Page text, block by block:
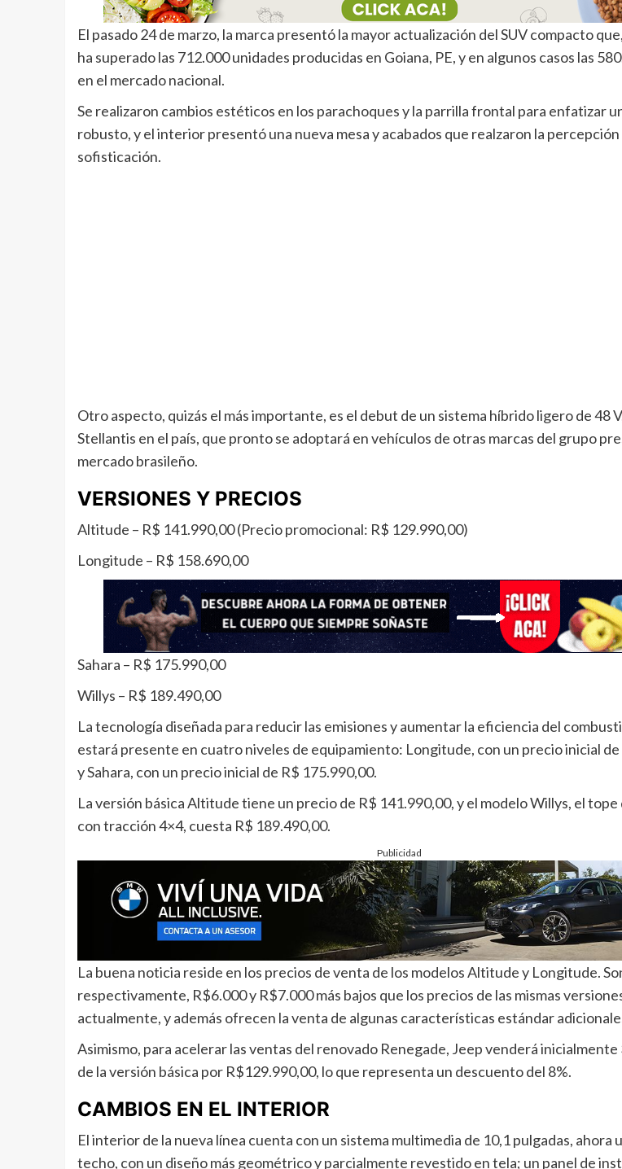
El pasado 24 de marzo, la marca presentó la mayor actualización del SUV compacto
ha superado las 712.000 unidades producidas en Goiana, PE, y en algunos casos las
en el mercado nacional.
Se realizaron cambios estéticos en los parachoques y la parrilla frontal para enfatizar
robusto, y el interior presentó una nueva mesa y acabados que realzaron la percepción
sofisticación.
Otro aspecto, quizás el más importante, es el debut de un sistema híbrido ligero de 48
Stellantis en el país, que pronto se adoptará en vehículos de otras marcas del grupo
mercado brasileño.
VERSIONES Y PRECIOS
Altitude – R$ 141.990,00 (Precio promocional: R$ 129.990,00)
Longitude – R$ 158.690,00
Sahara – R$ 175.990,00
Willys – R$ 189.490,00
La tecnología diseñada para reducir las emisiones y aumentar la eficiencia del
estará presente en cuatro niveles de equipamiento: Longitude, con un precio inicial
y Sahara, con un precio inicial de R$ 175.990,00.
La versión básica Altitude tiene un precio de R$ 141.990,00, y el modelo Willys, el tope
con tracción 4×4, cuesta R$ 189.490,00.
Publicidad
La buena noticia reside en los precios de venta de los modelos Altitude y Longitude.
respectivamente, R$6.000 y R$7.000 más bajos que los precios de las mismas
actualmente, y además ofrecen la venta de algunas características estándar
Asimismo, para acelerar las ventas del renovado Renegade, Jeep venderá inicialmente
de la versión básica por R$129.990,00, lo que representa un descuento del 8%.
CAMBIOS EN EL INTERIOR
El interior de la nueva línea cuenta con un sistema multimedia de 10,1 pulgadas, ahora
techo, con un diseño más geométrico y parcialmente revestido en tela; un panel de